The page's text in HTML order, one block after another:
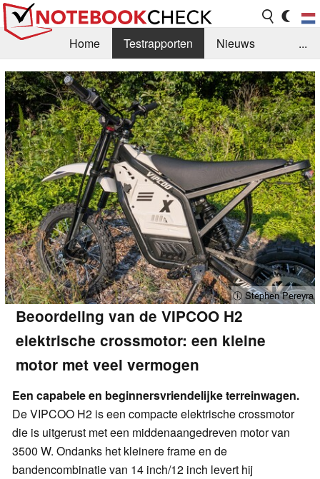
Home Testrapporten
Nieuws
FAQ / Techniek
Bibliotheek
Aankoop Handleiding
Zoek Contact
...
ⓘ Stephen Pereyra
Beoordeling van de VIPCOO H2
elektrische crossmotor: een kleine
motor met veel vermogen
Een capabele en beginnersvriendelijke terreinwagen.
De VIPCOO H2 is een compacte elektrische crossmotor
die is uitgerust met een middenaangedreven motor van
3500 W. Ondanks het kleinere frame en de
bandencombinatie van 14 inch/12 inch levert hij